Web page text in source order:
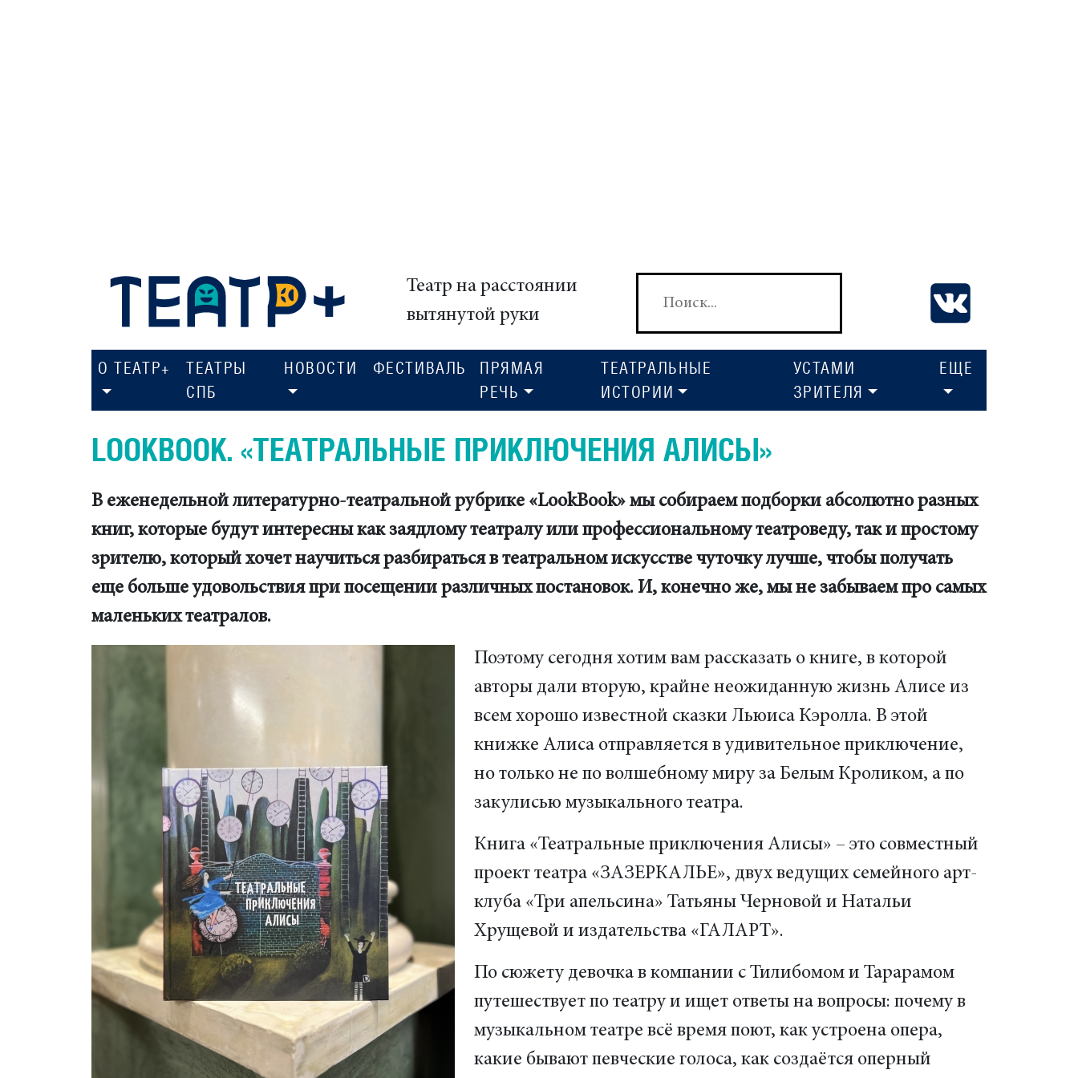
Театр на расстоянии
вытянутой руки
О ТЕАТР+
ТЕАТРЫ
СПБ
НОВОСТИ ФЕСТИВАЛЬ
ПРЯМАЯ
РЕЧЬ
ТЕАТРАЛЬНЫЕ
ИСТОРИИ
УСТАМИ
ЗРИТЕЛЯ
ЕЩЕ
LOOKBOOK. «ТЕАТРАЛЬНЫЕ ПРИКЛЮЧЕНИЯ АЛИСЫ»
В еженедельной литературно-театральной рубрике «LookBook» мы собираем подборки абсолютно разных
книг, которые будут интересны как заядлому театралу или профессиональному театроведу, так и простому
зрителю, который хочет научиться разбираться в театральном искусстве чуточку лучше, чтобы получать
еще больше удовольствия при посещении различных постановок. И, конечно же, мы не забываем про самых
маленьких театралов.
Поэтому сегодня хотим вам рассказать о книге, в которой
авторы дали вторую, крайне неожиданную жизнь Алисе из
всем хорошо известной сказки Льюиса Кэролла. В этой
книжке Алиса отправляется в удивительное приключение,
но только не по волшебному миру за Белым Кроликом, а по
закулисью музыкального театра.
Книга «Театральные приключения Алисы» – это совместный
проект театра «ЗАЗЕРКАЛЬЕ», двух ведущих семейного арт-
клуба «Три апельсина» Татьяны Черновой и Натальи
Хрущевой и издательства «ГАЛАРТ».
По сюжету девочка в компании с Тилибомом и Тарарамом
путешествует по театру и ищет ответы на вопросы: почему в
музыкальном театре всё время поют, как устроена опера,
какие бывают певческие голоса, как создаётся оперный